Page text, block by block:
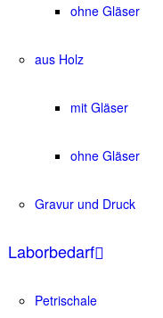
ohne Gläser
aus Holz
mit Gläser
ohne Gläser
Gravur und Druck
Laborbedarf
Petrischale